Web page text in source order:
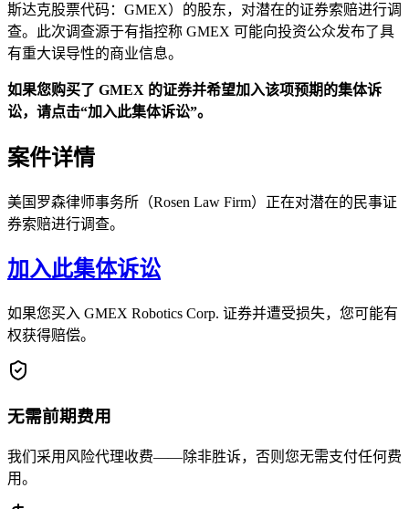
斯达克股票代码：GMEX）的股东，对潜在的证券索赔进行调
查。此次调查源于有指控称 GMEX 可能向投资公众发布了具
有重大误导性的商业信息。
如果您购买了 GMEX 的证券并希望加入该项预期的集体诉
讼，请点击“加入此集体诉讼”。
案件详情
美国罗森律师事务所（Rosen Law Firm）正在对潜在的民事证
券索赔进行调查。
加入此集体诉讼
如果您买入 GMEX Robotics Corp. 证券并遭受损失，您可能有
权获得赔偿。
无需前期费用
我们采用风险代理收费——除非胜诉，否则您无需支付任何费
用。